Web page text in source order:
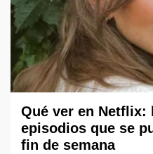
Qué ver en Netflix:
episodios que se
fin de semana